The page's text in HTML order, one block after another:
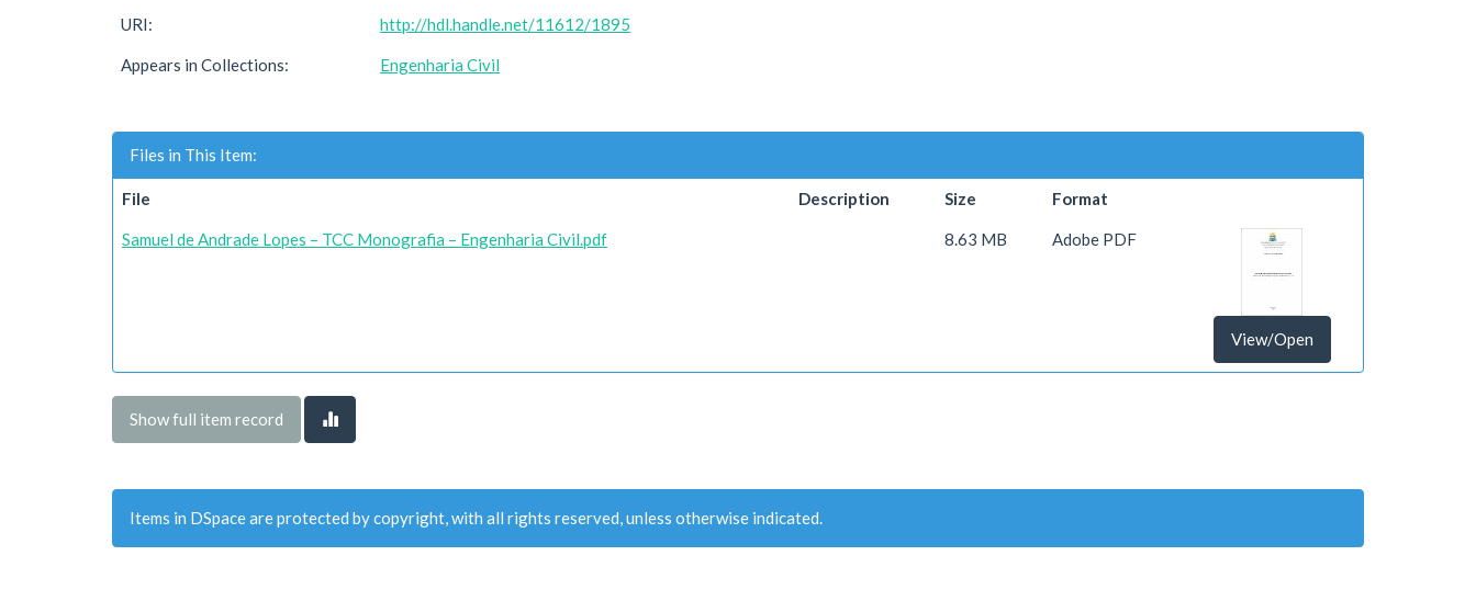
URI: http://hdl.handle.net/11612/1895
Appears in Collections: Engenharia Civil
Files in This Item:
File Description Size Format
Samuel de Andrade Lopes – TCC Monografia – Engenharia Civil.pdf 8.63 MB Adobe PDF
View/Open
Show full item record
Items in DSpace are protected by copyright, with all rights reserved, unless otherwise indicated.